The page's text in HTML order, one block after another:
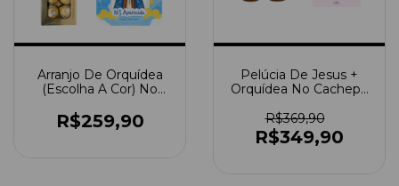
Arranjo De Orquídea
(Escolha A Cor) No
Senhora De Aparecida
Com Ferrero Roche E
R$259,90
Pelúcia De Jesus +
Orquídea No Cachepô
Você É Filha
R$369,90
R$349,90